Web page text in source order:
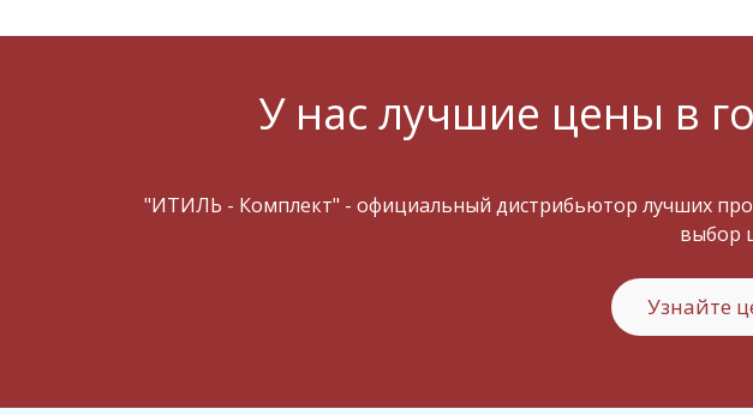
У нас лучшие цены в
"ИТИЛЬ - Комплект" - официальный дистрибьютор лучших
выбор
Узнайте